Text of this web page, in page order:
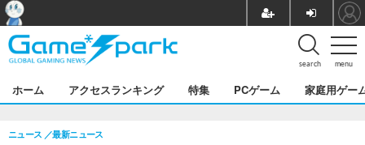
menu
search
ホーム アクセスランキング 特集 PCゲーム 家庭用ゲー
ニュース 最新ニュース